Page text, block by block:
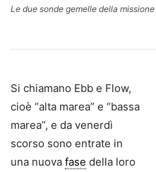
Le due sonde gemelle della
Si chiamano Ebb e Flow,
cioè “alta marea” e “bassa
marea”, e da venerdì
scorso sono entrate in
una nuova fase della loro